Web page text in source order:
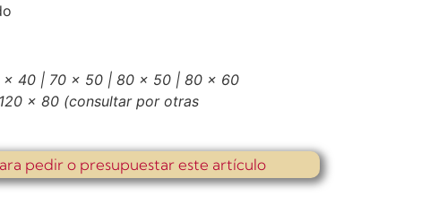
40 | 70 x 50 | 80 x 50 | 80 x 60
x 80 (consultar por otras
pedir o presupuestar este artículo